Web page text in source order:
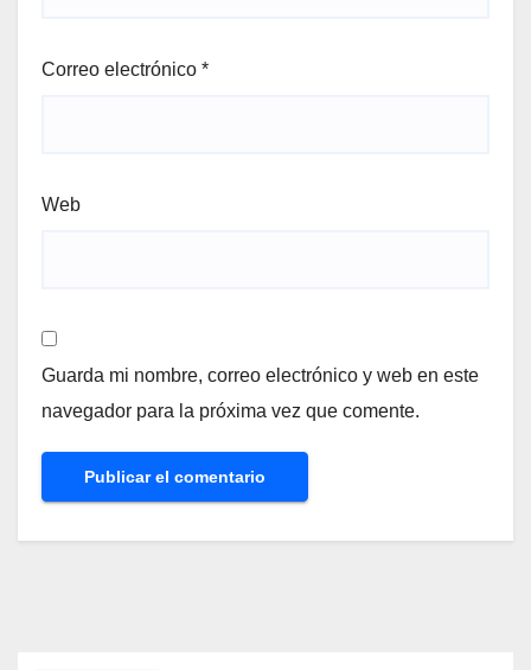
Correo electrónico *
Web
Guarda mi nombre, correo electrónico y web en este
navegador para la próxima vez que comente.